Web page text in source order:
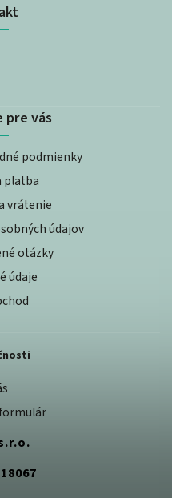
pre vás
podmienky
platba
vrátenie
údajov
otázky
údaje